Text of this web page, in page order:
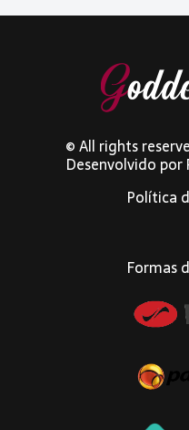
© All rights
Desenvolvido por
Política
Formas